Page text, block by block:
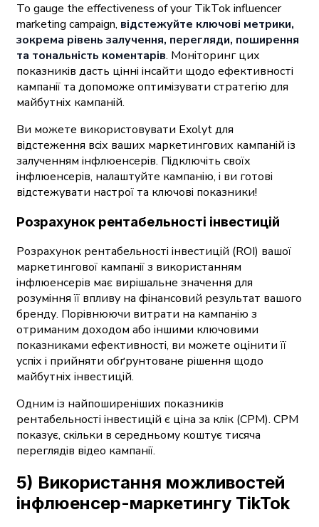
To gauge the effectiveness of your TikTok influencer
marketing campaign, відстежуйте ключові метрики,
зокрема рівень залучення, перегляди, поширення
та тональність коментарів. Моніторинг цих
показників дасть цінні інсайти щодо ефективності
кампанії та допоможе оптимізувати стратегію для
майбутніх кампаній.
Ви можете використовувати Exolyt для
відстеження всіх ваших маркетингових кампаній із
залученням інфлюенсерів. Підключіть своїх
інфлюенсерів, налаштуйте кампанію, і ви готові
відстежувати настрої та ключові показники!
Розрахунок рентабельності інвестицій
Розрахунок рентабельності інвестицій (ROI) вашої
маркетингової кампанії з використанням
інфлюенсерів має вирішальне значення для
розуміння її впливу на фінансовий результат вашого
бренду. Порівнюючи витрати на кампанію з
отриманим доходом або іншими ключовими
показниками ефективності, ви можете оцінити її
успіх і прийняти обґрунтоване рішення щодо
майбутніх інвестицій.
Одним із найпоширеніших показників
рентабельності інвестицій є ціна за клік (CPM). CPM
показує, скільки в середньому коштує тисяча
переглядів відео кампанії.
5) Використання можливостей
інфлюенсер-маркетингу TikTok